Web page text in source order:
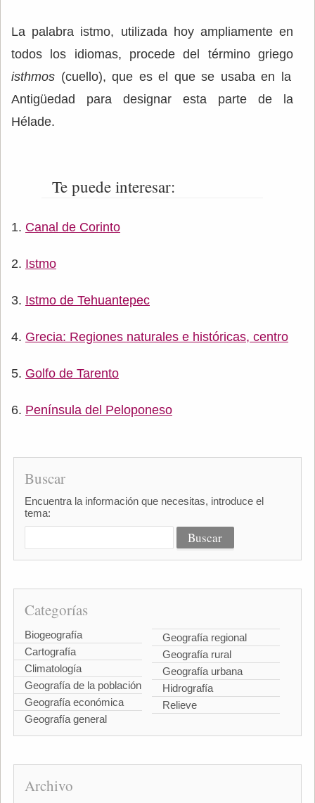
La palabra istmo, utilizada hoy ampliamente en
todos los idiomas, procede del término griego
isthmos (cuello), que es el que se usaba en la
Antigüedad para designar esta parte de la
Hélade.
Te puede interesar:
Canal de Corinto
Istmo
Istmo de Tehuantepec
Grecia: Regiones naturales e históricas, centro
Golfo de Tarento
Península del Peloponeso
Buscar
Encuentra la información que necesitas, introduce el
tema:
Categorías
Biogeografía
Cartografía
Climatología
Geografía de la población
Geografía económica
Geografía general
Geografía regional
Geografía rural
Geografía urbana
Hidrografía
Relieve
Archivo